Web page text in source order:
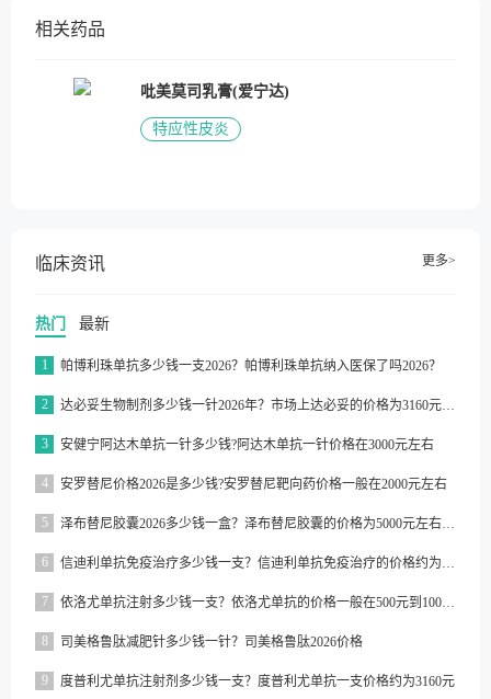
相关药品
吡美莫司乳膏(爱宁达)
特应性皮炎
临床资讯 更多>
热门 最新
1 帕博利珠单抗多少钱一支2026？帕博利珠单抗纳入医保了吗2026？
2 达必妥生物制剂多少钱一针2026年？市场上达必妥的价格为3160元/支左右
3 安健宁阿达木单抗一针多少钱?阿达木单抗一针价格在3000元左右
4 安罗替尼价格2026是多少钱?安罗替尼靶向药价格一般在2000元左右
5 泽布替尼胶囊2026多少钱一盒？泽布替尼胶囊的价格为5000元左右一盒
6 信迪利单抗免疫治疗多少钱一支？信迪利单抗免疫治疗的价格约为2843元一支
7 依洛尤单抗注射多少钱一支？依洛尤单抗的价格一般在500元到1000元之间一支
8 司美格鲁肽减肥针多少钱一针？司美格鲁肽2026价格
9 度普利尤单抗注射剂多少钱一支？度普利尤单抗一支价格约为3160元